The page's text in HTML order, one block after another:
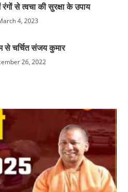
से त्वचा की सुरक्षा के उपाय
4, 2023
से चर्चित संजय कुमार
26, 2022